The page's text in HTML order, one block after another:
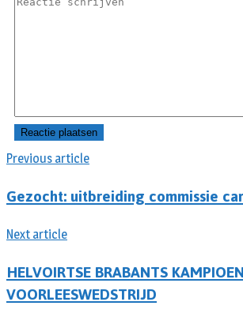
Previous article
Gezocht: uitbreiding commissie
Next article
HELVOIRTSE BRABANTS
VOORLEESWEDSTRIJD